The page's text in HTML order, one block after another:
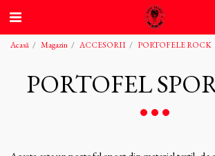
Acasă Magazin ACCESORII PORTOFELE ROCK
PORTOFEL